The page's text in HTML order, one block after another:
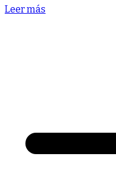
Leer más